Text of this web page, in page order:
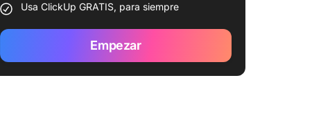
Usa ClickUp GRATIS, para siempre
Empezar